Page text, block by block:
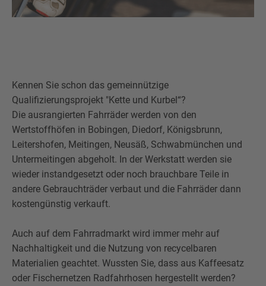
Kennen Sie schon das gemeinnützige
Qualifizierungsprojekt "Kette und Kurbel“?
Die ausrangierten Fahrräder werden von den
Wertstoffhöfen in Bobingen, Diedorf, Königsbrunn,
Leitershofen, Meitingen, Neusäß, Schwabmünchen und
Untermeitingen abgeholt. In der Werkstatt werden sie
wieder instandgesetzt oder noch brauchbare Teile in
andere Gebrauchträder verbaut und die Fahrräder dann
kostengünstig verkauft.
Auch auf dem Fahrradmarkt wird immer mehr auf
Nachhaltigkeit und die Nutzung von recycelbaren
Materialien geachtet. Wussten Sie, dass aus Kaffeesatz
oder Fischernetzen Radfahrhosen hergestellt werden?